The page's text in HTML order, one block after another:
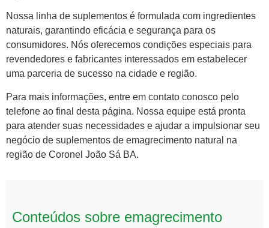
Nossa linha de suplementos é formulada com ingredientes
naturais, garantindo eficácia e segurança para os
consumidores. Nós oferecemos condições especiais para
revendedores e fabricantes interessados em estabelecer
uma parceria de sucesso na cidade e região.
Para mais informações, entre em contato conosco pelo
telefone ao final desta página. Nossa equipe está pronta
para atender suas necessidades e ajudar a impulsionar seu
negócio de suplementos de emagrecimento natural na
região de Coronel João Sá BA.
Conteúdos sobre emagrecimento